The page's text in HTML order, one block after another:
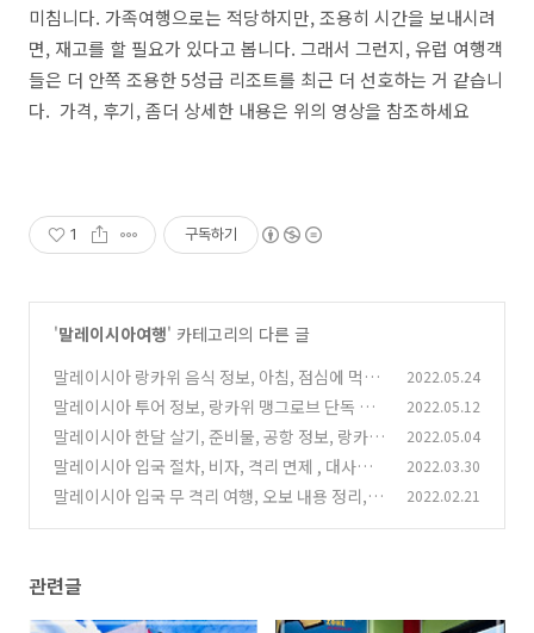
미침니다. 가족여행으로는 적당하지만, 조용히 시간을 보내시려
면, 재고를 할 필요가 있다고 봅니다. 그래서 그런지, 유럽 여행객
들은 더 안쪽 조용한 5성급 리조트를 최근 더 선호하는 거 같습니
다. 가격, 후기, 좀더 상세한 내용은 위의 영상을 참조하세요
1 구독하기
'말레이시아여행' 카테고리의 다른 글
말레이시아 랑카위 음식 정보, 아침, 점심에 먹기
좋은 면 8종류 (0)
2022.05.24
말레이시아 투어 정보, 랑카위 맹그로브 단독 투
어, 여행은 양보다 질
(0)
2022.05.12
말레이시아 한달 살기, 준비물, 공항 정보, 랑카위
여행 과정
(0)
2022.05.04
말레이시아 입국 절차, 비자, 격리 면제 , 대사관
공지, 코로나 현황
(0)
2022.03.30
말레이시아 입국 무 격리 여행, 오보 내용 정리,
2022.02.21
관련글